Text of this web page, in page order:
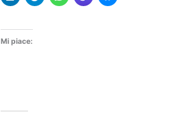
Mi piace: